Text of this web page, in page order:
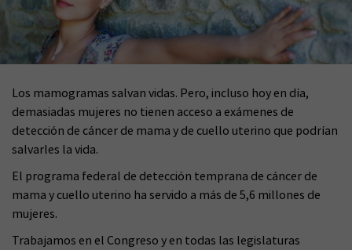
Los mamogramas salvan vidas. Pero, incluso hoy en día,
demasiadas mujeres no tienen acceso a exámenes de
detección de cáncer de mama y de cuello uterino que podrían
salvarles la vida.
El programa federal de detección temprana de cáncer de
mama y cuello uterino ha servido a más de 5,6 millones de
mujeres.
Trabajamos en el Congreso y en todas las legislaturas